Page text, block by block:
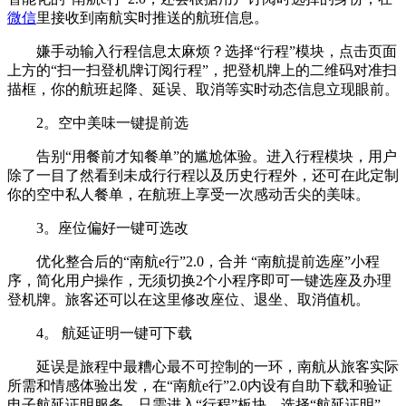
微信里接收到南航实时推送的航班信息。
嫌手动输入行程信息太麻烦？选择“行程”模块，点击页面
上方的“扫一扫登机牌订阅行程”，把登机牌上的二维码对准扫
描框，你的航班起降、延误、取消等实时动态信息立现眼前。
2。空中美味一键提前选
告别“用餐前才知餐单”的尴尬体验。进入行程模块，用户
除了一目了然看到未成行行程以及历史行程外，还可在此定制
你的空中私人餐单，在航班上享受一次感动舌尖的美味。
3。座位偏好一键可选改
优化整合后的“南航e行”2.0，合并 “南航提前选座”小程
序，简化用户操作，无须切换2个小程序即可一键选座及办理
登机牌。旅客还可以在这里修改座位、退坐、取消值机。
4。 航延证明一键可下载
延误是旅程中最糟心最不可控制的一环，南航从旅客实际
所需和情感体验出发，在“南航e行”2.0内设有自助下载和验证